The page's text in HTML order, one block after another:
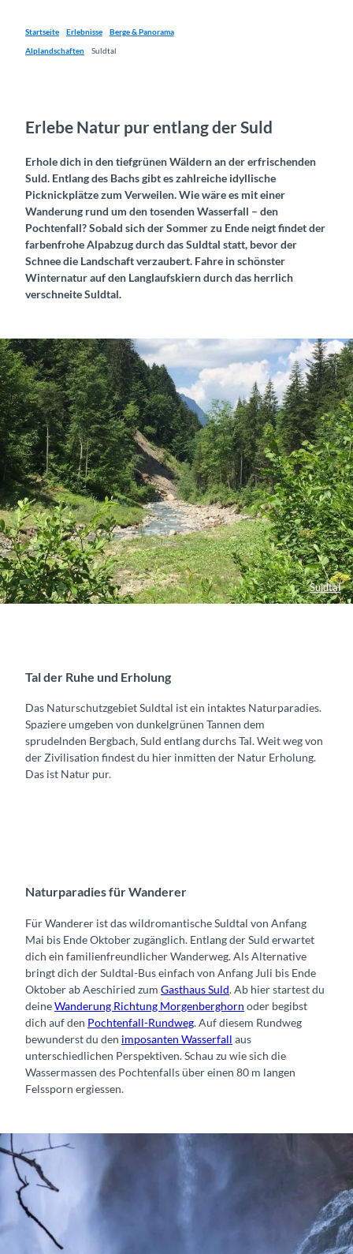
Startseite Erlebnisse
Berge & Panorama
Alplandschaften
Suldtal
Erlebe Natur pur entlang der Suld
Erhole dich in den tiefgrünen Wäldern an der erfrischenden
Suld. Entlang des Bachs gibt es zahlreiche idyllische
Picknickplätze zum Verweilen. Wie wäre es mit einer
Wanderung rund um den tosenden Wasserfall – den
Pochtenfall? Sobald sich der Sommer zu Ende neigt findet der
farbenfrohe Alpabzug durch das Suldtal statt, bevor der
Schnee die Landschaft verzaubert. Fahre in schönster
Winternatur auf den Langlaufskiern durch das herrlich
verschneite Suldtal.
Suldtal
Tal der Ruhe und Erholung
Das Naturschutzgebiet Suldtal ist ein intaktes Naturparadies.
Spaziere umgeben von dunkelgrünen Tannen dem
sprudelnden Bergbach, Suld entlang durchs Tal. Weit weg von
der Zivilisation findest du hier inmitten der Natur Erholung.
Das ist Natur pur.
Naturparadies für Wanderer
Für Wanderer ist das wildromantische Suldtal von Anfang
Mai bis Ende Oktober zugänglich. Entlang der Suld erwartet
dich ein familienfreundlicher Wanderweg. Als Alternative
bringt dich der Suldtal-Bus einfach von Anfang Juli bis Ende
Oktober ab Aeschiried zum Gasthaus Suld. Ab hier startest du
deineWanderung Richtung Morgenberghorn oder begibst
dich auf den Pochtenfall-Rundweg. Auf diesem Rundweg
bewunderst du den imposanten Wasserfall aus
unterschiedlichen Perspektiven. Schau zu wie sich die
Wassermassen des Pochtenfalls über einen 80 m langen
Felssporn ergiessen.